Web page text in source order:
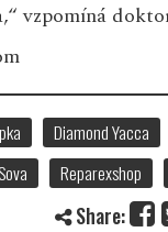
vzpomíná
Diamond Yacca
Reparexshop
Share: